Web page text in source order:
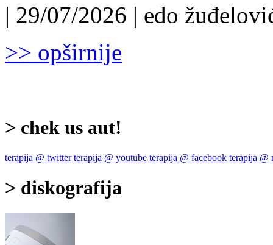
| 29/07/2026 | edo
>> opširnije
> chek us aut!
terapija @ twitter terapija @ youtube terapija @ facebook terapija @
> diskografija